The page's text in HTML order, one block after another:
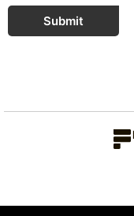
Submit